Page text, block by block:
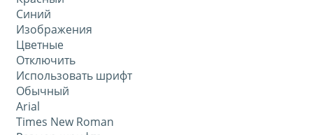
Синий
Изображения
Цветные
Отключить
Использовать шрифт
Обычный
Arial
Times New Roman